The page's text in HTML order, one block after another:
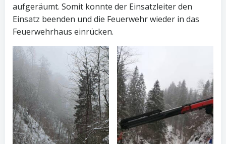
aufgeräumt. Somit konnte der Einsatzleiter den
Einsatz beenden und die Feuerwehr wieder in das
Feuerwehrhaus einrücken.